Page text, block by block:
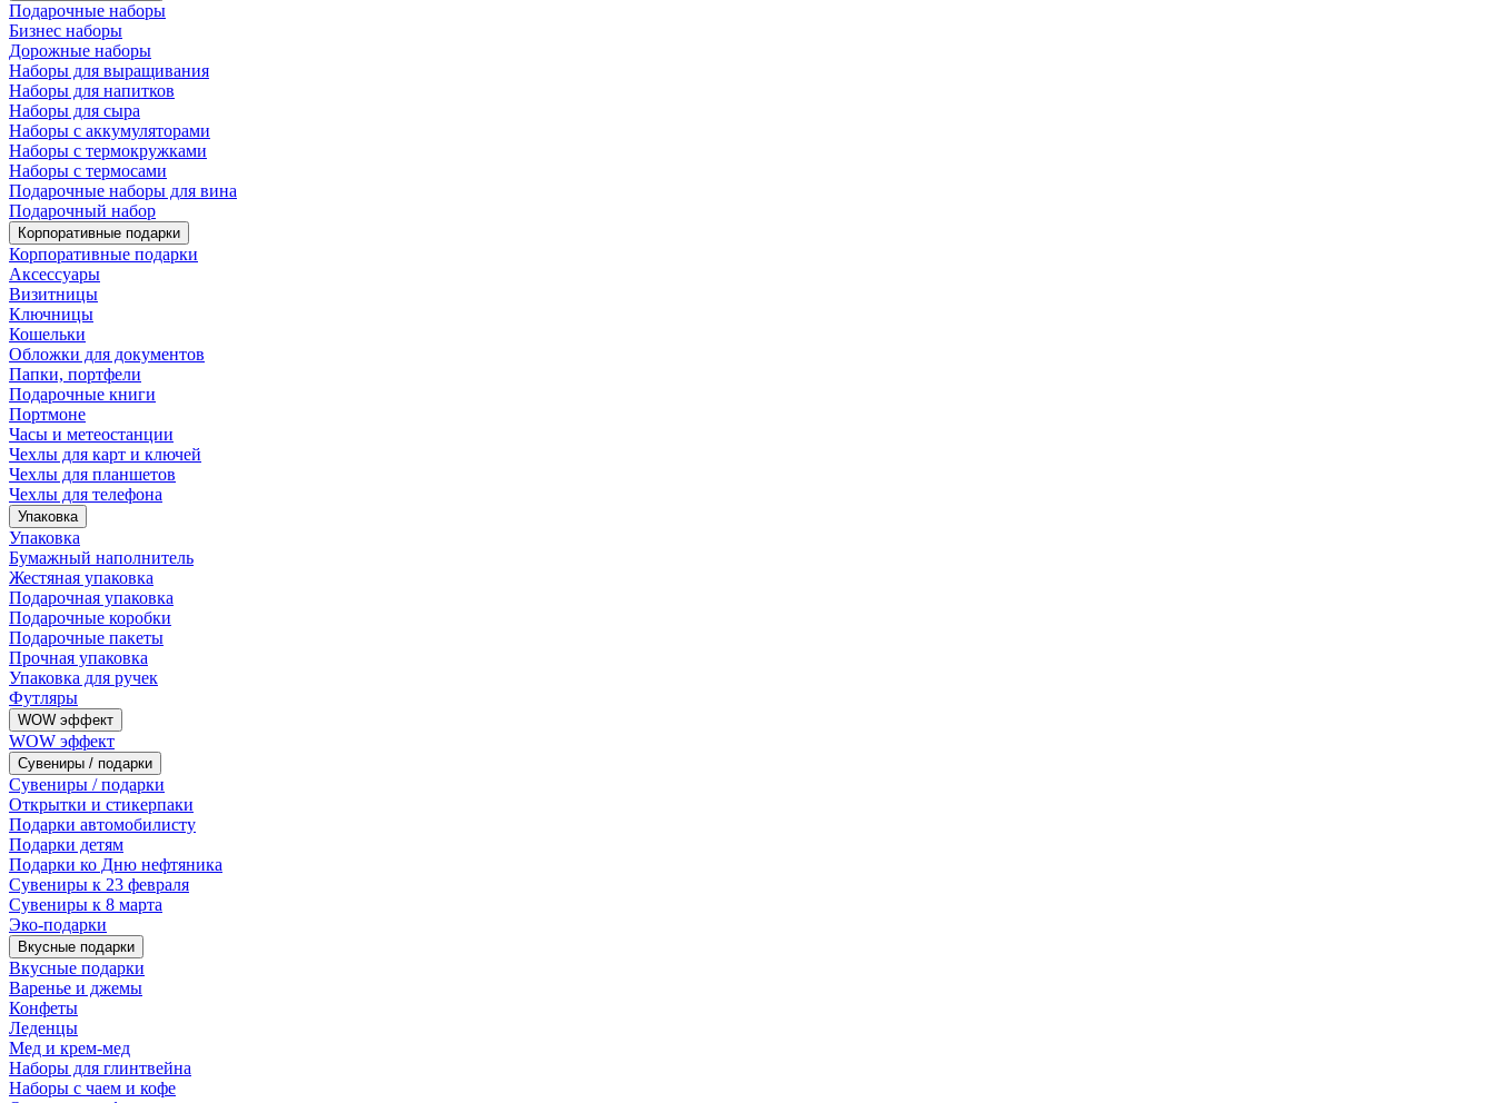
Подарочные наборы
Бизнес наборы
Дорожные наборы
Наборы для выращивания
Наборы для напитков
Наборы для сыра
Наборы с аккумуляторами
Наборы с термокружками
Наборы с термосами
Подарочные наборы для вина
Подарочный набор
Корпоративные подарки
Корпоративные подарки
Аксессуары
Визитницы
Ключницы
Кошельки
Обложки для документов
Папки, портфели
Подарочные книги
Портмоне
Часы и метеостанции
Чехлы для карт и ключей
Чехлы для планшетов
Чехлы для телефона
Упаковка
Упаковка
Бумажный наполнитель
Жестяная упаковка
Подарочная упаковка
Подарочные коробки
Подарочные пакеты
Прочная упаковка
Упаковка для ручек
Футляры
WOW эффект
WOW эффект
Сувениры / подарки
Сувениры / подарки
Открытки и стикерпаки
Подарки автомобилисту
Подарки детям
Подарки ко Дню нефтяника
Сувениры к 23 февраля
Сувениры к 8 марта
Эко-подарки
Вкусные подарки
Вкусные подарки
Варенье и джемы
Конфеты
Леденцы
Мед и крем-мед
Наборы для глинтвейна
Наборы с чаем и кофе